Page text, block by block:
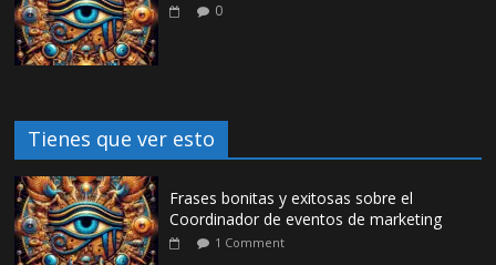
0
Tienes que ver esto
Frases bonitas y exitosas sobre el
Coordinador de eventos de marketing
1 Comment